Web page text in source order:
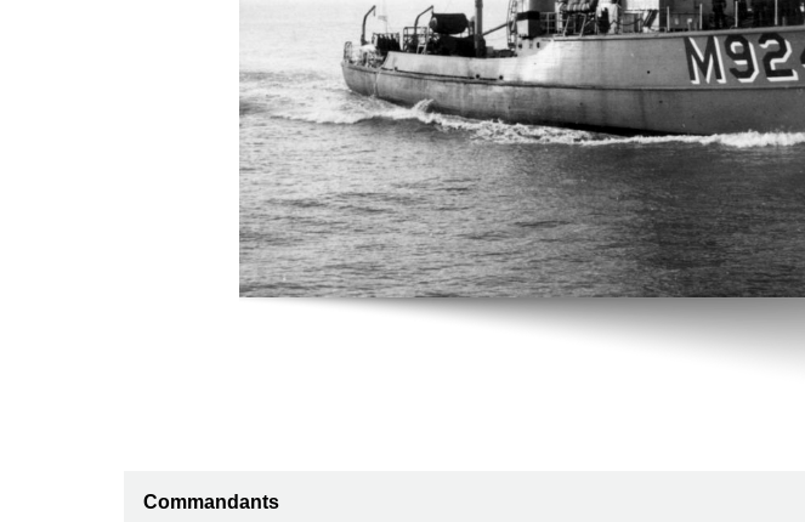
Commandants